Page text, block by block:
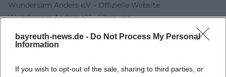
bayreuth-news.de - Do Not Process My Personal
Information
If you wish to opt-out of the sale, sharing to third parties, or
Wundersam Anders e.V. - Offizielle Website
Wundersam Anders e.V. - Über uns